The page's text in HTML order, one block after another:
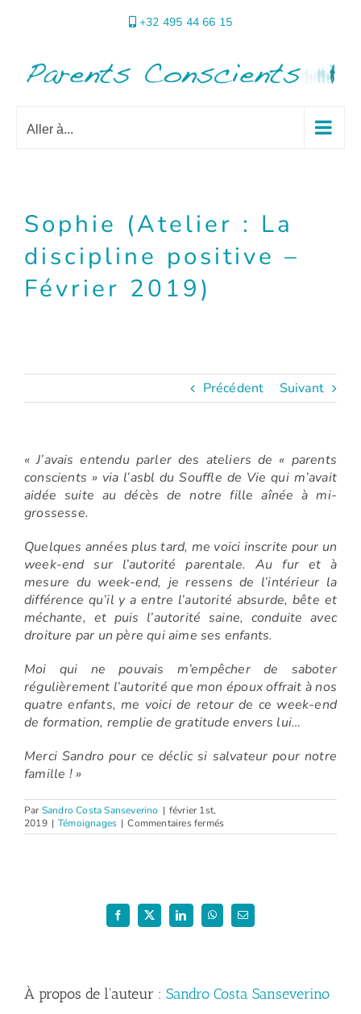
+32 495 44 66 15
Aller à...
Sophie (Atelier : La
discipline positive –
Février 2019)
Précédent Suivant
« J’avais entendu parler des ateliers de « parents
conscients » via l’asbl du Souffle de Vie qui m’avait
aidée suite au décès de notre fille aînée à mi-
grossesse.
Quelques années plus tard, me voici inscrite pour un
week-end sur l’autorité parentale. Au fur et à
mesure du week-end, je ressens de l’intérieur la
différence qu’il y a entre l’autorité absurde, bête et
méchante, et puis l’autorité saine, conduite avec
droiture par un père qui aime ses enfants.
Moi qui ne pouvais m’empêcher de saboter
régulièrement l’autorité que mon époux offrait à nos
quatre enfants, me voici de retour de ce week-end
de formation, remplie de gratitude envers lui…
Merci Sandro pour ce déclic si salvateur pour notre
famille ! »
Par Sandro Costa Sanseverino | février 1st,
2019 | Témoignages | Commentaires ferméssur
Sophie
Février
Facebook
X LinkedInWhatsAppEmail
À propos de l'auteur : Sandro Costa Sanseverino